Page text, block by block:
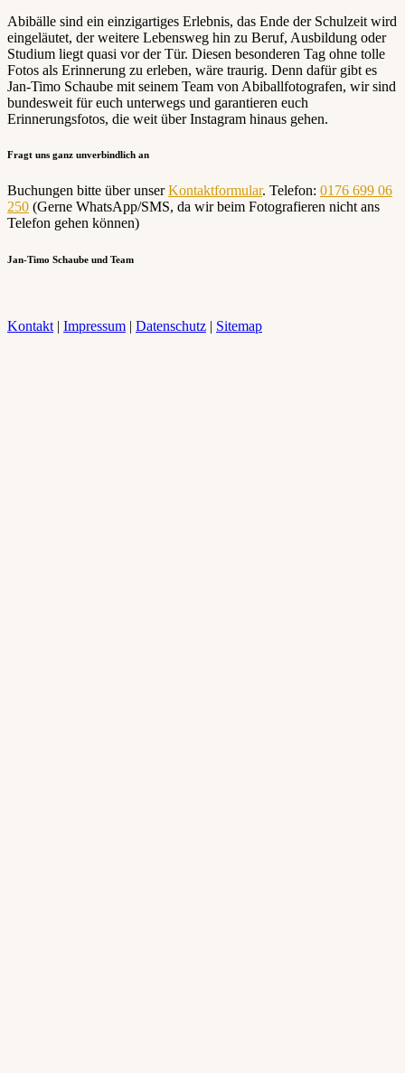
Abibälle sind ein einzigartiges Erlebnis, das Ende der Schulzeit wird
eingeläutet, der weitere Lebensweg hin zu Beruf, Ausbildung oder
Studium liegt quasi vor der Tür. Diesen besonderen Tag ohne tolle
Fotos als Erinnerung zu erleben, wäre traurig. Denn dafür gibt es
Jan-Timo Schaube mit seinem Team von Abiballfotografen, wir sind
bundesweit für euch unterwegs und garantieren euch
Erinnerungsfotos, die weit über Instagram hinaus gehen.
Fragt uns ganz unverbindlich an
Buchungen bitte über unserKontaktformular. Telefon: 0176 699 06
250 (Gerne WhatsApp/SMS, da wir beim Fotografieren nicht ans
Telefon gehen können)
Jan-Timo Schaube und Team
Kontakt | Impressum | Datenschutz | Sitemap